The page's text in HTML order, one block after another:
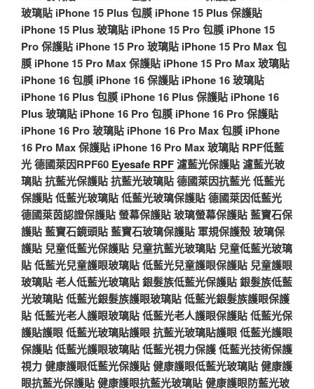
玻璃貼 iPhone 15 Plus 包膜 iPhone 15 Plus 保護貼
iPhone 15 Plus 玻璃貼 iPhone 15 Pro 包膜 iPhone 15
Pro 保護貼 iPhone 15 Pro 玻璃貼 iPhone 15 Pro Max 包
膜 iPhone 15 Pro Max 保護貼 iPhone 15 Pro Max 玻璃貼
iPhone 16 包膜 iPhone 16 保護貼 iPhone 16 玻璃貼
iPhone 16 Plus 包膜 iPhone 16 Plus 保護貼 iPhone 16
Plus 玻璃貼 iPhone 16 Pro 包膜 iPhone 16 Pro 保護貼
iPhone 16 Pro 玻璃貼 iPhone 16 Pro Max 包膜 iPhone
16 Pro Max 保護貼 iPhone 16 Pro Max 玻璃貼 RPF低藍
光德國萊因RPF60 Eyesafe RPF濾藍光保護貼濾藍光玻
璃貼抗藍光保護貼抗藍光玻璃貼德國萊因抗藍光低藍光
保護貼低藍光玻璃貼低藍光玻璃保護貼德國萊因低藍光
德國萊茵認證保護貼螢幕保護貼玻璃螢幕保護貼藍寶石保
護貼藍寶石鏡頭貼藍寶石玻璃保護貼 軍規保護殼玻璃保
護貼 兒童低藍光保護貼 兒童抗藍光玻璃貼 兒童低藍光玻璃
貼低藍光兒童護眼玻璃貼低藍光兒童護眼保護貼 兒童護眼
玻璃貼老人低藍光玻璃貼銀髮族低藍光保護貼銀髮族低藍
光玻璃貼低藍光銀髮族護眼玻璃貼低藍光銀髮族護眼保護
貼低藍光老人護眼玻璃貼低藍光老人護眼保護貼低藍光保
護貼護眼低藍光玻璃貼護眼抗藍光玻璃貼護眼低藍光護眼
保護貼低藍光護眼玻璃貼低藍光視力保護低藍光技術保護
視力健康護眼低藍光保護貼健康護眼低藍光玻璃貼健康護
眼抗藍光保護貼健康護眼抗藍光玻璃貼健康護眼防藍光玻